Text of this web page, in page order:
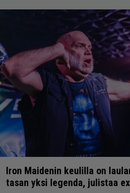
Iron Maidenin keulilla on
tasan yksi legenda, julistaa